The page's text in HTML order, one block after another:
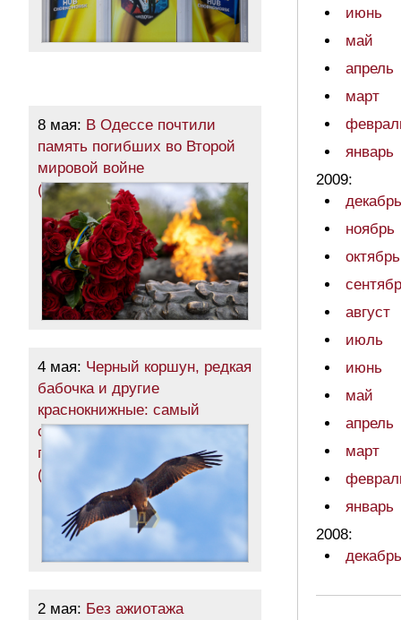
8 мая: В Одессе почтили
память погибших во Второй
мировой войне
(фоторепортаж)
4 мая: Черный коршун, редкая
бабочка и другие
краснокнижные: самый
северный район Одесчины
пробудился после зимы
(фоторепортаж)
2 мая: Без ажиотажа
июнь
май
апрель
март
январь
2009:
декабрь
ноябрь
октябрь
август
июль
июнь
май
апрель
март
январь
2008:
декабрь